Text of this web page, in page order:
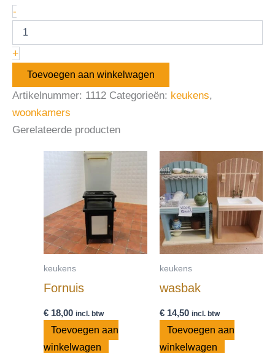
-
+
Toevoegen aan winkelwagen
Artikelnummer: 1112 Categorieën: keukens,
woonkamers
Gerelateerde producten
keukens
Fornuis
€ 18,00 incl. btw
Toevoegen aan
winkelwagen
keukens
wasbak
€14,50 incl. btw
Toevoegen aan
winkelwagen